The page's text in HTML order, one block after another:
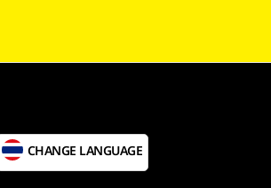
CHANGE LANGUAGE